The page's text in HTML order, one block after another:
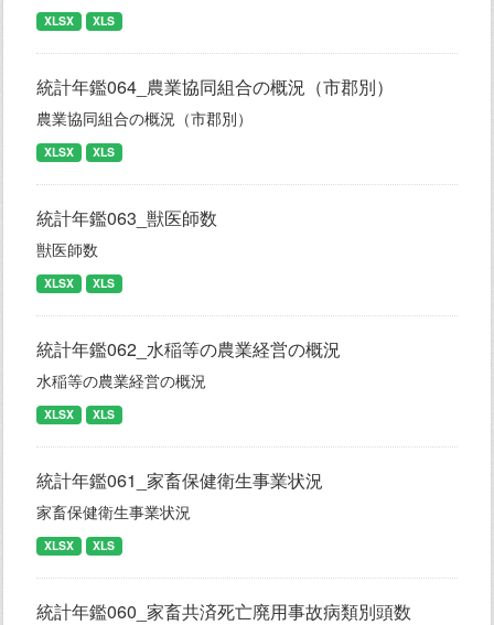
XLSX XLS
統計年鑑064_農業協同組合の概況（市郡別）
農業協同組合の概況（市郡別）
XLSX XLS
統計年鑑063_獣医師数
獣医師数
XLSX XLS
統計年鑑062_水稲等の農業経営の概況
水稲等の農業経営の概況
XLSX XLS
統計年鑑061_家畜保健衛生事業状況
家畜保健衛生事業状況
XLSX XLS
統計年鑑060_家畜共済死亡廃用事故病類別頭数